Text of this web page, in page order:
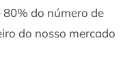
80% do número de
do nosso mercado